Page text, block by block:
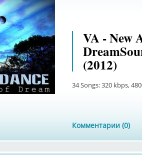
VA - New
(2012)
34 Songs: 320 kbps,
Комментарии (0)